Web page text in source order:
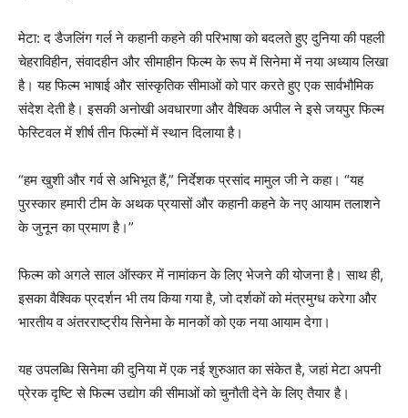
मेटा: द डैजलिंग गर्ल ने कहानी कहने की परिभाषा को बदलते हुए दुनिया की पहली
चेहराविहीन, संवादहीन और सीमाहीन फिल्म के रूप में सिनेमा में नया अध्याय लिखा
है। यह फिल्म भाषाई और सांस्कृतिक सीमाओं को पार करते हुए एक सार्वभौमिक
संदेश देती है। इसकी अनोखी अवधारणा और वैश्विक अपील ने इसे जयपुर फिल्म
फेस्टिवल में शीर्ष तीन फिल्मों में स्थान दिलाया है।
“हम खुशी और गर्व से अभिभूत हैं,” निर्देशक प्रसांद मामुल जी ने कहा। “यह
पुरस्कार हमारी टीम के अथक प्रयासों और कहानी कहने के नए आयाम तलाशने
के जुनून का प्रमाण है।”
फिल्म को अगले साल ऑस्कर में नामांकन के लिए भेजने की योजना है। साथ ही,
इसका वैश्विक प्रदर्शन भी तय किया गया है, जो दर्शकों को मंत्रमुग्ध करेगा और
भारतीय व अंतरराष्ट्रीय सिनेमा के मानकों को एक नया आयाम देगा।
यह उपलब्धि सिनेमा की दुनिया में एक नई शुरुआत का संकेत है, जहां मेटा अपनी
प्रेरक दृष्टि से फिल्म उद्योग की सीमाओं को चुनौती देने के लिए तैयार है।